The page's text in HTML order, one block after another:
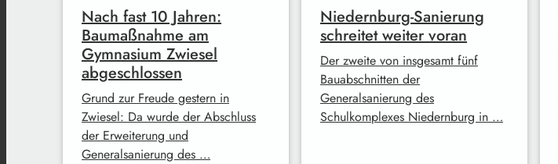
Nach fast 10 Jahren:
Baumaßnahme am
Gymnasium Zwiesel
abgeschlossen
Grund zur Freude gestern in
Zwiesel: Da wurde der Abschluss
der Erweiterung und
Generalsanierung des …
Niedernburg-Sanierung
schreitet weiter voran
Der zweite von insgesamt fünf
Bauabschnitten der
Generalsanierung des
Schulkomplexes Niedernburg in …